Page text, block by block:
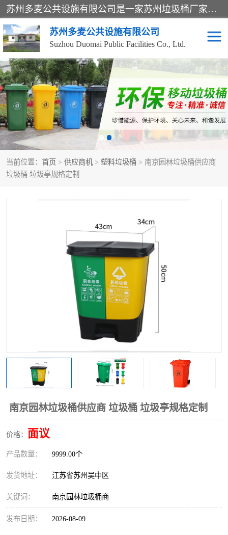
苏州多麦公共设施有限公司是一家苏州垃圾桶厂家，主营：塑料垃圾桶、分类果皮箱、户外园林椅、保安岗亭等产品厂家。全国统一热线电话：17105580222。公司组建完善的团队。设计人员，能根据客户要求，提供适合的设计方案，来满足客户的需求。
苏州多麦公共设施有限公司
Suzhou Duomai Public Facilities Co., Ltd.
当前位置： 首页 > 供应商机 > 塑料垃圾桶 > 南京园林垃圾桶供应商
垃圾桶 垃圾亭规格定制
南京园林垃圾桶供应商 垃圾桶 垃圾亭规格定制
价格： 面议
产品数量： 9999.00个
发货地址： 江苏省苏州吴中区
关键词： 南京园林垃圾桶商
发布日期： 2026-08-09
办公室脚踩垃圾桶 保安岗亭
分类果皮箱 公园椅
垃圾分类房 塑料垃圾桶
防疫岗亭 吸烟岗亭